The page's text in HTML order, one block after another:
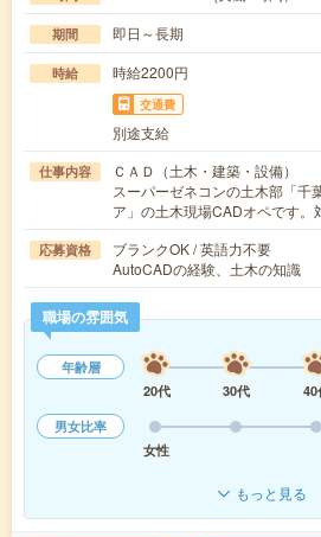
期間 即日～長期
時給 時給2200円
交通費
別途支給
仕事内容
ＣＡＤ（土木・建築・設備）
スーパーゼネコンの土木部「千
ア」の土木現場CADオペです
応募資格
ブランクOK / 英語力不要
AutoCADの経験、土木の知識
職場の雰囲気
年齢層
20代
30代 40
男女比率
女性
もっと見る